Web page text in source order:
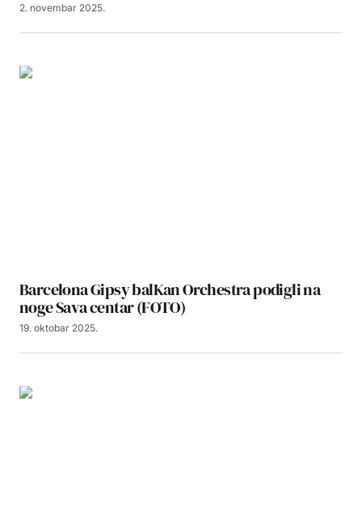
2. novembar 2025.
Barcelona Gipsy balKan Orchestra podigli na
noge Sava centar (FOTO)
19. oktobar 2025.